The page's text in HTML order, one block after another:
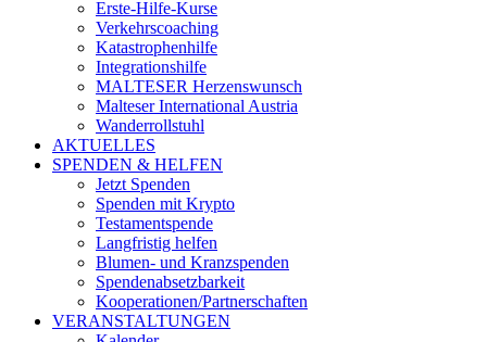
Erste-Hilfe-Kurse
Verkehrscoaching
Katastrophenhilfe
Integrationshilfe
MALTESER Herzenswunsch
Malteser International Austria
Wanderrollstuhl
AKTUELLES
SPENDEN & HELFEN
Jetzt Spenden
Spenden mit Krypto
Testamentspende
Langfristig helfen
Blumen- und Kranzspenden
Spendenabsetzbarkeit
Kooperationen/Partnerschaften
VERANSTALTUNGEN